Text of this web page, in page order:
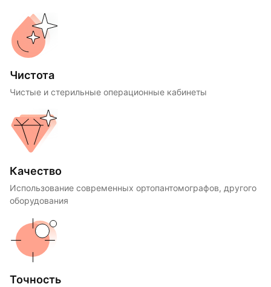
Чистота
Чистые и стерильные операционные кабинеты
Качество
Использование современных ортопантомографов, другого
оборудования
Точность